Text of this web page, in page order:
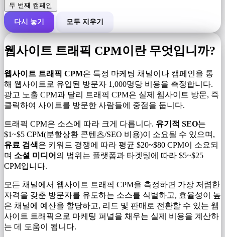
두 번째 캠페인
캠페인의 총 비용
노출수
다시 놓기 모두 지우기
웹사이트 트래픽 CPM이란 무엇입니까?
웹사이트 트래픽 CPM은 특정 마케팅 채널이나 캠페인을 통
해 웹사이트로 유입된 방문자 1,000명당 비용을 측정합니다.
광고 노출 CPM과 달리 트래픽 CPM은 실제 웹사이트 방문, 즉
클릭하여 사이트를 방문한 사람들에 중점을 둡니다.
트래픽 CPM은 소스에 따라 크게 다릅니다. 유기적 SEO는
$1~$5 CPM(분할상환 콘텐츠/SEO 비용)이 소요될 수 있으며,
유료 검색은 키워드 경쟁에 따라 평균 $20~$80 CPM이 소요되
며 소셜 미디어 의 범위는 플랫폼과 타겟팅에 따라 $5~$25
CPM입니다.
모든 채널에서 웹사이트 트래픽 CPM을 측정하면 가장 저렴한
자격을 갖춘 방문자를 유도하는 소스를 식별하고, 효율성이 높
은 채널에 예산을 할당하고, 리드 및 판매로 전환할 수 있는 웹
사이트 트래픽으로 마케팅 퍼널을 채우는 실제 비용을 계산하
는 데 도움이 됩니다.